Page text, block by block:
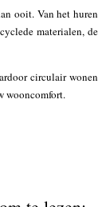
ooit. Van het huren
materialen, de
circulair wonen
wooncomfort.